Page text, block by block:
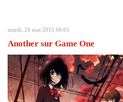
mardi, 26 mai 2015 06:01
Another sur Game One